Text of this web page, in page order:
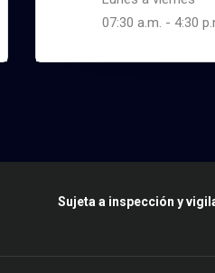
07:30 a.m. - 4:30
Sujeta a inspección y